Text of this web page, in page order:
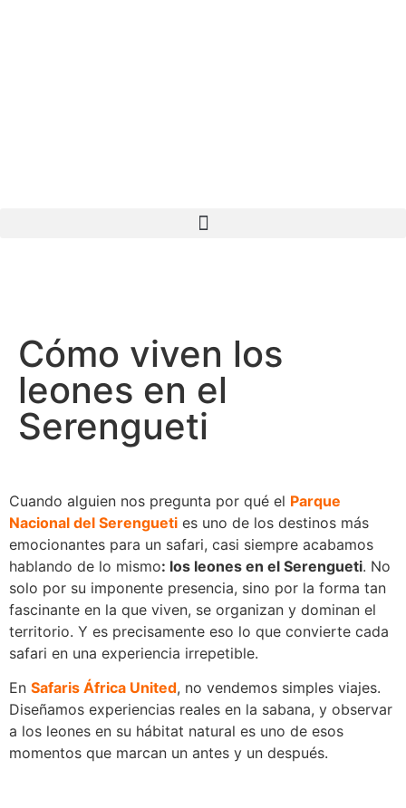
Cómo viven los
leones en el
Serengueti
Cuando alguien nos pregunta por qué el Parque
Nacional del Serengueti es uno de los destinos más
emocionantes para un safari, casi siempre acabamos
hablando de lo mismo: los leones en el Serengueti. No
solo por su imponente presencia, sino por la forma tan
fascinante en la que viven, se organizan y dominan el
territorio. Y es precisamente eso lo que convierte cada
safari en una experiencia irrepetible.
En Safaris África United, no vendemos simples viajes.
Diseñamos experiencias reales en la sabana, y observar
a los leones en su hábitat natural es uno de esos
momentos que marcan un antes y un después.